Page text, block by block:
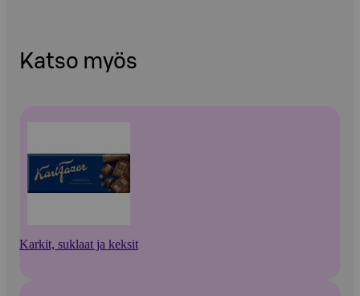
Katso myös
Karkit, suklaat ja keksit